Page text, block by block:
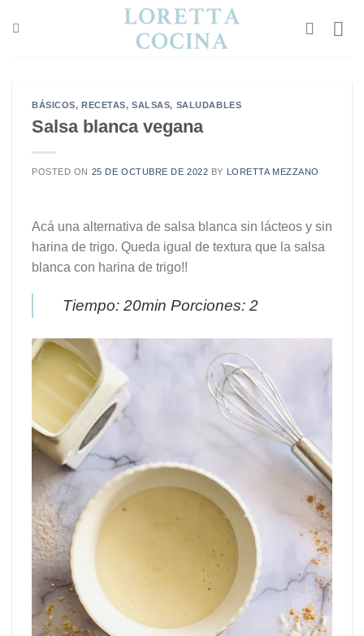
BÁSICOS,RECETAS,SALSAS, SALUDABLES
Salsa blanca vegana
POSTED ON 25 DE OCTUBRE DE 2022 BY LORETTA MEZZANO
Acá una alternativa de salsa blanca sin lácteos y sin
harina de trigo. Queda igual de textura que la salsa
blanca con harina de trigo!!
Tiempo: 20min Porciones: 2